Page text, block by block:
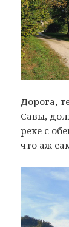
Дорога,
Савы,
реке с
что аж